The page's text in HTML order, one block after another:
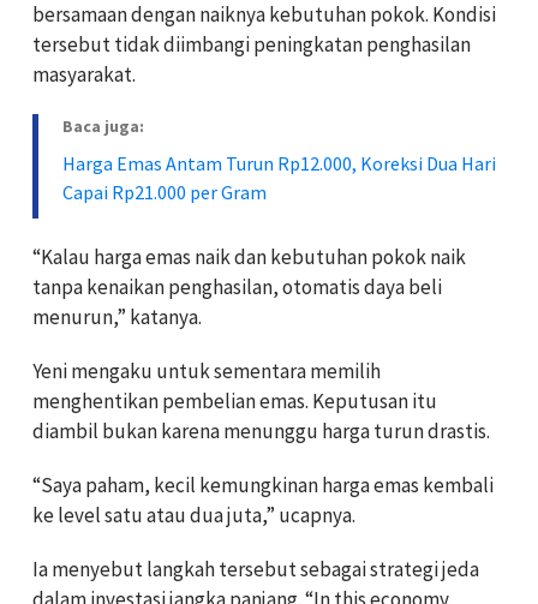
bersamaan dengan naiknya kebutuhan pokok. Kondisi
tersebut tidak diimbangi peningkatan penghasilan
masyarakat.
Baca juga:
Harga Emas Antam Turun Rp12.000, Koreksi Dua Hari
Capai Rp21.000 per Gram
“Kalau harga emas naik dan kebutuhan pokok naik
tanpa kenaikan penghasilan, otomatis daya beli
menurun,” katanya.
Yeni mengaku untuk sementara memilih
menghentikan pembelian emas. Keputusan itu
diambil bukan karena menunggu harga turun drastis.
“Saya paham, kecil kemungkinan harga emas kembali
ke level satu atau dua juta,” ucapnya.
Ia menyebut langkah tersebut sebagai strategi jeda